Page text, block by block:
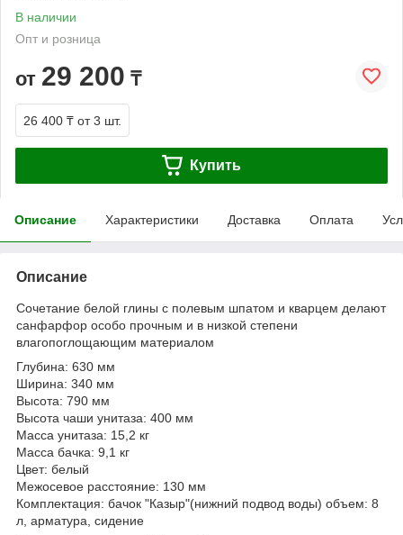
В наличии
Опт и розница
от 29 200 ₸
26 400 ₸ от 3 шт.
Купить
Описание Характеристики Доставка Оплата
Описание
Сочетание белой глины с полевым шпатом и кварцем делают
санфарфор особо прочным и в низкой степени
влагопоглощающим материалом
Глубина: 630 мм
Ширина: 340 мм
Высота: 790 мм
Высота чаши унитаза: 400 мм
Масса унитаза: 15,2 кг
Масса бачка: 9,1 кг
Цвет: белый
Межосевое расстояние: 130 мм
Комплектация: бачок "Казыр"(нижний подвод воды) объем: 8
л, арматура, сидение